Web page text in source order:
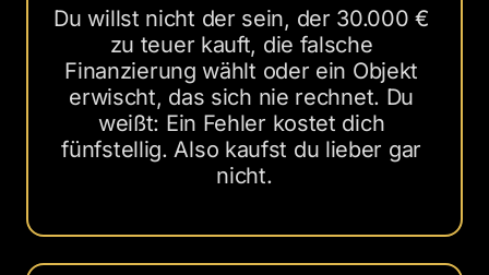
Du willst nicht der sein, der 30.000 €
zu teuer kauft, die falsche
Finanzierung wählt oder ein Objekt
erwischt, das sich nie rechnet. Du
weißt: Ein Fehler kostet dich
fünfstellig. Also kaufst du lieber gar
nicht.